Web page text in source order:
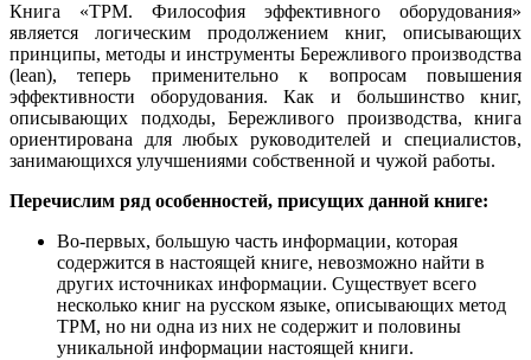
Книга «TPM. Философия эффективного оборудования»
является логическим продолжением книг, описывающих
принципы, методы и инструменты Бережливого производства
(lean), теперь применительно к вопросам повышения
эффективности оборудования. Как и большинство книг,
описывающих подходы, Бережливого производства, книга
ориентирована для любых руководителей и специалистов,
занимающихся улучшениями собственной и чужой работы.
Перечислим ряд особенностей, присущих данной книге:
Во-первых, большую часть информации, которая
содержится в настоящей книге, невозможно найти в
других источниках информации. Существует всего
несколько книг на русском языке, описывающих метод
TPM, но ни одна из них не содержит и половины
уникальной информации настоящей книги.